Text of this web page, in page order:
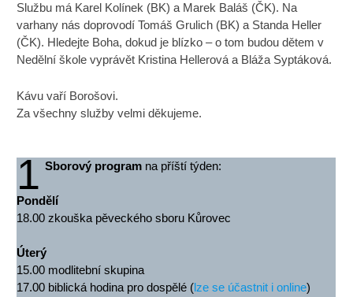
Službu má Karel Kolínek (BK) a Marek Baláš (ČK). Na
varhany nás doprovodí Tomáš Grulich (BK) a Standa Heller
(ČK). Hledejte Boha, dokud je blízko – o tom budou dětem v
Nedělní škole vyprávět Kristina Hellerová a Bláža Syptáková.
Kávu vaří Borošovi.
Za všechny služby velmi děkujeme.
1 Sborový programna příští týden:
Pondělí
18.00 zkouška pěveckého sboru Kůrovec
Úterý
15.00 modlitební skupina
17.00 biblická hodina pro dospělé (lze se účastnit i online)